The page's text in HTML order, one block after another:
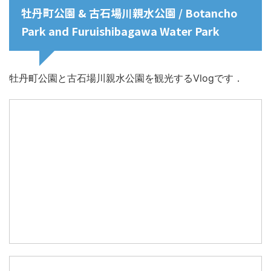
牡丹町公園 & 古石場川親水公園 / Botancho
Park and Furuishibagawa Water Park
牡丹町公園と古石場川親水公園を観光するVlogです．